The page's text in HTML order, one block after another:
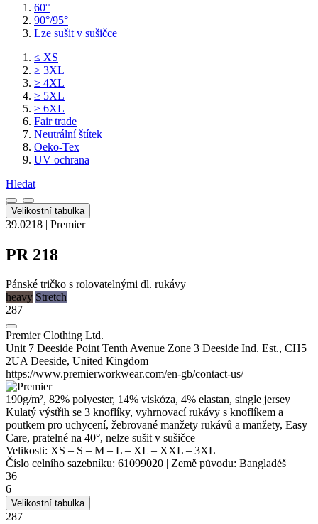
60°
90°/95°
Lze sušit v sušičce
≤ XS
≥ 3XL
≥ 4XL
≥ 5XL
≥ 6XL
Fair trade
Neutrální štítek
Oeko-Tex
UV ochrana
Hledat
Velikostní tabulka
39.0218 | Premier
PR 218
Pánské tričko s rolovatelnými dl. rukávy
heavy Stretch
287
Premier Clothing Ltd.
Unit 7 Deeside Point Tenth Avenue Zone 3 Deeside Ind. Est., CH5
2UA Deeside, United Kingdom
https://www.premierworkwear.com/en-gb/contact-us/
190g/m², 82% polyester, 14% viskóza, 4% elastan, single jersey
Kulatý výstřih se 3 knoflíky, vyhrnovací rukávy s knoflíkem a
poutkem pro uchycení, žebrované manžety rukávů a manžety, Easy
Care, pratelné na 40°, nelze sušit v sušičce
Velikosti: XS – S – M – L – XL – XXL – 3XL
Číslo celního sazebníku: 61099020 | Země původu: Bangladéš
36
6
Velikostní tabulka
287